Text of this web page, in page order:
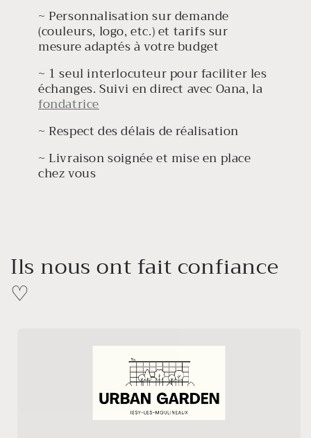
~ Personnalisation sur demande
(couleurs, logo, etc.) et tarifs sur
mesure adaptés à votre budget
~ 1 seul interlocuteur pour faciliter les
échanges. Suivi en direct avec Oana, la
fondatrice
~ Respect des délais de réalisation
~ Livraison soignée et mise en place
chez vous
Ils nous ont fait confiance
♡